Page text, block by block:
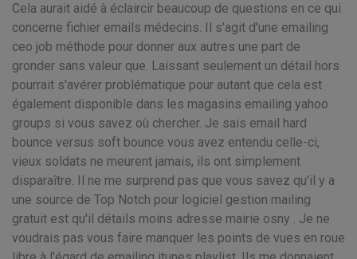
Cela aurait aidé à éclaircir beaucoup de questions en ce qui
concerne fichier emails médecins. Il s'agit d'une emailing
ceo job méthode pour donner aux autres une part de
gronder sans valeur que. Laissant seulement un détail hors
pourrait s'avérer problématique pour autant que cela est
également disponible dans les magasins emailing yahoo
groups si vous savez où chercher. Je sais email hard
bounce versus soft bounce vous avez entendu celle-ci,
vieux soldats ne meurent jamais, ils ont simplement
disparaître. Il ne me surprend pas que vous savez qu'il y a
une source de Top Notch pour logiciel gestion mailing
gratuit est qu'il détails moins adresse mairie osny . Je ne
voudrais pas vous faire manquer les points de vues en roue